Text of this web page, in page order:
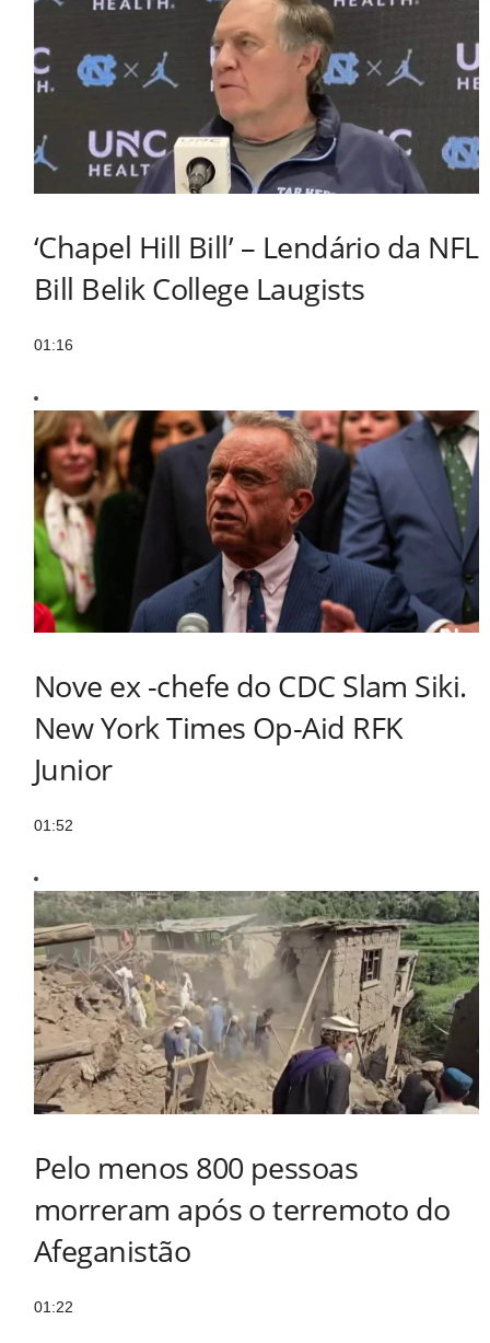
‘Chapel Hill Bill’ – Lendário da NFL
Bill Belik College Laugists
01:16
Nove ex -chefe do CDC Slam Siki.
New York Times Op-Aid RFK
Junior
01:52
Pelo menos 800 pessoas
morreram após o terremoto do
Afeganistão
01:22